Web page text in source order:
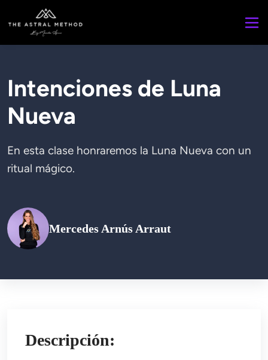
Intenciones de Luna
Nueva
En esta clase honraremos la Luna Nueva con un
ritual mágico.
Mercedes Arnús Arraut
Descripción: